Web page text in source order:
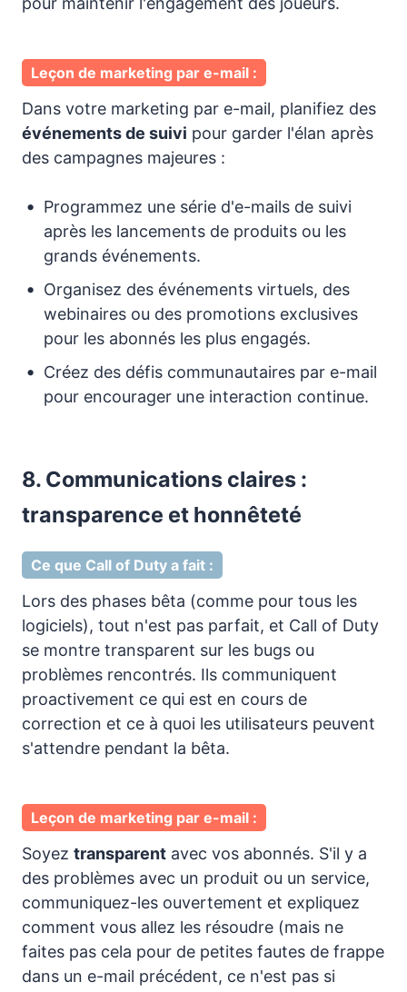
Leçon de marketing par e-mail :
Dans votre marketing par e-mail, planifiez des
événements de suivi pour garder l'élan après
des campagnes majeures :
Programmez une série d'e-mails de suivi
après les lancements de produits ou les
grands événements.
Organisez des événements virtuels, des
webinaires ou des promotions exclusives
pour les abonnés les plus engagés.
Créez des défis communautaires par e-mail
pour encourager une interaction continue.
8. Communications claires :
transparence et honnêteté
Ce que Call of Duty a fait :
Lors des phases bêta (comme pour tous les
logiciels), tout n'est pas parfait, et Call of Duty
se montre transparent sur les bugs ou
problèmes rencontrés. Ils communiquent
proactivement ce qui est en cours de
correction et ce à quoi les utilisateurs peuvent
s'attendre pendant la bêta.
Leçon de marketing par e-mail :
Soyez transparent avec vos abonnés. S'il y a
des problèmes avec un produit ou un service,
communiquez-les ouvertement et expliquez
comment vous allez les résoudre (mais ne
faites pas cela pour de petites fautes de frappe
dans un e-mail précédent, ce n'est pas si